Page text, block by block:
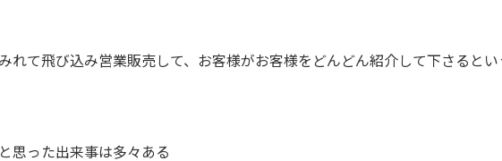
れて飛び込み営業販売して、お客様がお客様をどんどん紹介して下さると
思った出来事は多々ある